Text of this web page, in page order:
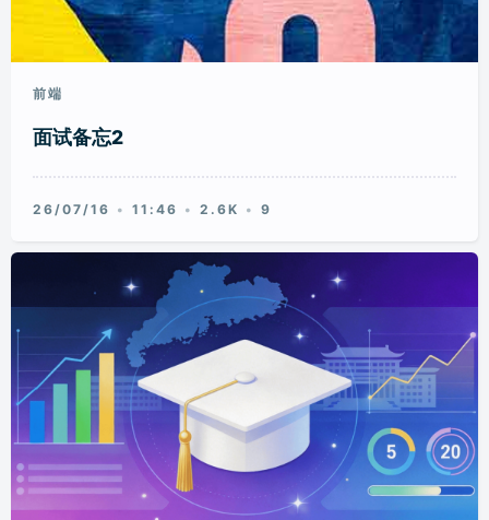
前端
面试备忘2
26/07/16 11:46 2.6K 9